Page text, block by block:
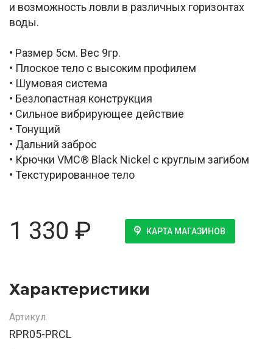
и возможность ловли в различных горизонтах
воды.
• Размер 5см. Вес 9гр.
• Плоское тело с высоким профилем
• Шумовая система
• Безлопастная конструкция
• Сильное вибрирующее действие
• Тонущий
• Дальний заброс
• Крючки VMC® Black Nickel с круглым загибом
• Текстурированное тело
1 330 ₽ КАРТА МАГАЗИНОВ
Характеристики
Артикул
RPR05-PRCL